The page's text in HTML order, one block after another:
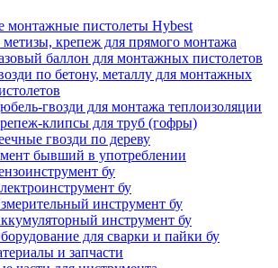
монтажные пистолеты Hybest
метизы, крепеж для прямого монтажа
баллон для монтажных пистолетов
по бетону, металлу для монтажных
гвозди для монтажа теплоизоляции
клипсы для труб (гофры)
гвозди по дереву
бывший в употреблении
бу
бу
инструмент бу
инструмент бу
для сварки и пайки бу
и запчасти